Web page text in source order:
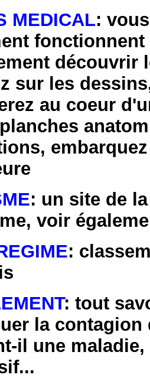
MEDICAL:
découvrir
sur les
au coeur
: un site de
voir
:
: tout
la
il une